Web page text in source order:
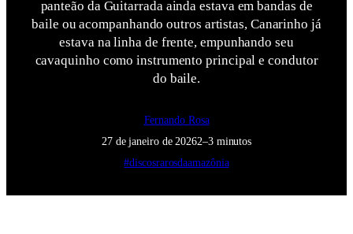
panteão da Guitarrada ainda estava em bandas de
baile ou acompanhando outros artistas, Canarinho já
estava na linha de frente, empunhando seu
cavaquinho como instrumento principal e condutor
do baile.
Fernando Rosa
27 de janeiro de 20262–3 minutos
#discosrarosdaamazônia